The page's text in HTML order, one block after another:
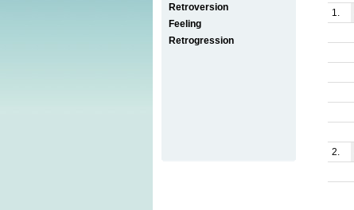
Retroversion
Feeling
Retrogression
1.
2.